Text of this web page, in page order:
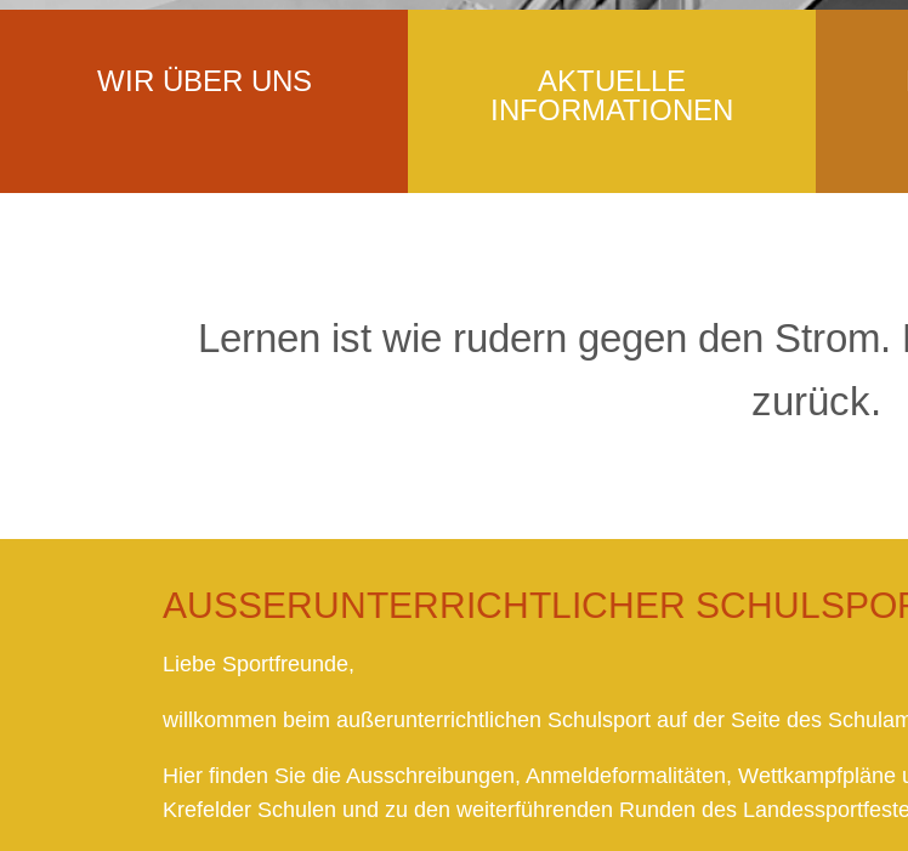
WIR ÜBER UNS
AKTUELLE
INFORMATIONEN
Lernen ist wie rudern gegen den
zurück.
AUSSERUNTERRICHTLICHER
Liebe Sportfreunde,
willkommen beim außerunterrichtlichen Schulsport auf der Seite des
Hier finden Sie die Ausschreibungen, Anmeldeformalitäten,
Krefelder Schulen und zu den weiterführenden Runden des